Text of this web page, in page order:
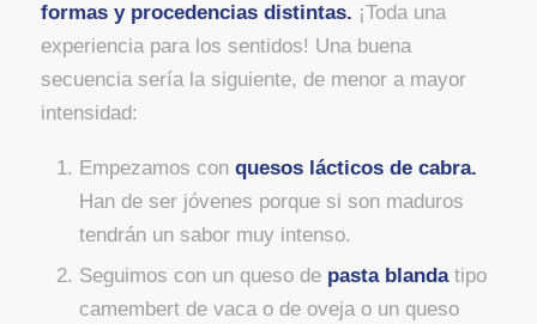
formas y procedencias distintas. ¡Toda una
experiencia para los sentidos! Una buena
secuencia sería la siguiente, de menor a mayor
intensidad:
Empezamos conquesos lácticos de cabra.
Han de ser jóvenes porque si son maduros
tendrán un sabor muy intenso.
Seguimos con un queso de pasta blandatipo
camembert de vaca o de oveja o un queso